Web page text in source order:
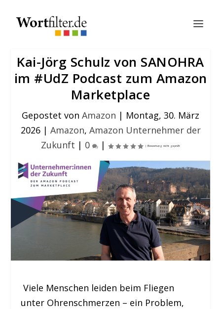
Kai-Jörg Schulz von SANOHRA
im #UdZ Podcast zum Amazon
Marketplace
Gepostet von Amazon | Montag, 30. März
2026| Amazon, Amazon Unternehmer der
Zukunft | 0 |
Viele Menschen leiden beim Fliegen
unter Ohrenschmerzen – ein Problem,